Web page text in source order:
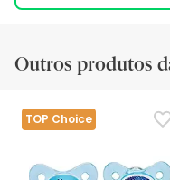
Outros produtos
TOP Choice